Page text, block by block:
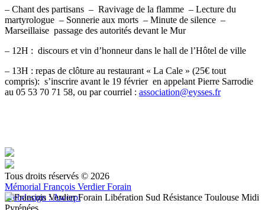
– Chant des partisans – Ravivage de la flamme – Lecture du
martyrologue – Sonnerie aux morts – Minute de silence –
Marseillaise passage des autorités devant le Mur
– 12H : discours et vin d’honneur dans le hall de l’Hôtel de ville
– 13H : repas de clôture au restaurant « La Cale » (25€ tout
compris): s’inscrire avant le 19 février en appelant Pierre Sarrodie
au 05 53 70 71 58, ou par courriel : association@eysses.fr
Tous droits réservés © 2026
Mémorial François Verdier Forain
Webdesign : Awerpi